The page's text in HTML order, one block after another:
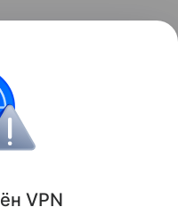
ён VPN